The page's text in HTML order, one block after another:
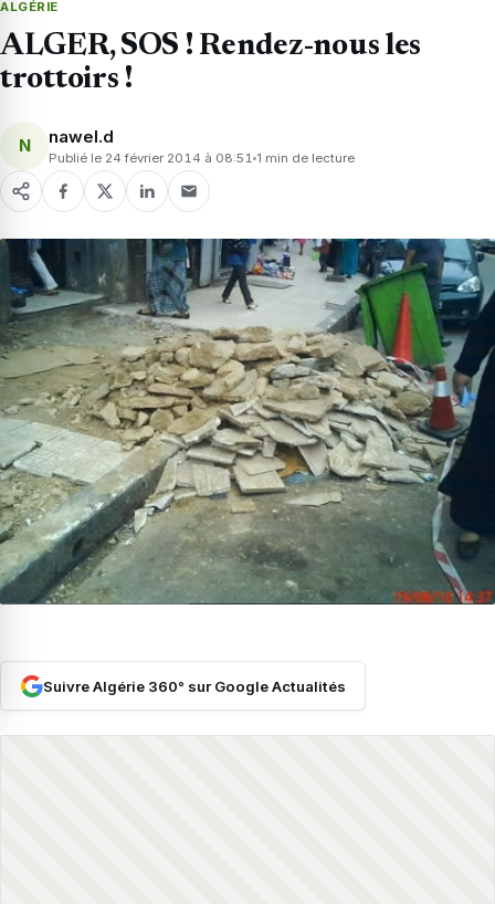
ALGÉRIE
ALGER, SOS ! Rendez-nous les
trottoirs !
N nawel.d
Publié le 24 février 2014 à 08:51 1 min de lecture
Suivre Algérie 360° sur Google Actualités